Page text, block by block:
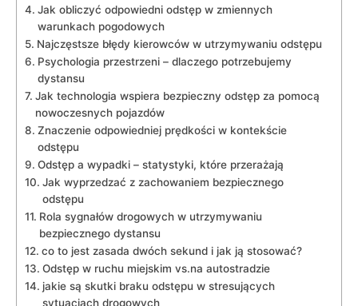
Jak obliczyć odpowiedni odstęp w zmiennych
warunkach pogodowych
Najczęstsze błędy kierowców w utrzymywaniu odstępu
Psychologia przestrzeni – dlaczego potrzebujemy
dystansu
Jak technologia wspiera bezpieczny odstęp za pomocą
nowoczesnych pojazdów
Znaczenie odpowiedniej prędkości w kontekście
odstępu
Odstęp a wypadki – statystyki, które przerażają
Jak wyprzedzać z zachowaniem bezpiecznego
odstępu
Rola sygnałów drogowych w utrzymywaniu
bezpiecznego dystansu
co to jest zasada dwóch sekund i jak ją stosować?
Odstęp w ruchu miejskim vs.na autostradzie
jakie są skutki braku odstępu w stresujących
sytuacjach drogowych